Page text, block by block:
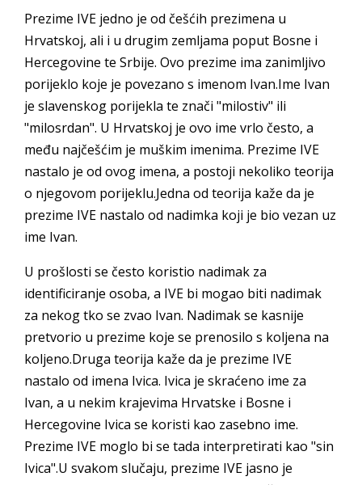
Prezime IVE jedno je od češćih prezimena u
Hrvatskoj, ali i u drugim zemljama poput Bosne i
Hercegovine te Srbije. Ovo prezime ima zanimljivo
porijeklo koje je povezano s imenom Ivan.Ime Ivan
je slavenskog porijekla te znači "milostiv" ili
"milosrdan". U Hrvatskoj je ovo ime vrlo često, a
među najčešćim je muškim imenima. Prezime IVE
nastalo je od ovog imena, a postoji nekoliko teorija
o njegovom porijeklu.Jedna od teorija kaže da je
prezime IVE nastalo od nadimka koji je bio vezan uz
ime Ivan.
U prošlosti se često koristio nadimak za
identificiranje osoba, a IVE bi mogao biti nadimak
za nekog tko se zvao Ivan. Nadimak se kasnije
pretvorio u prezime koje se prenosilo s koljena na
koljeno.Druga teorija kaže da je prezime IVE
nastalo od imena Ivica. Ivica je skraćeno ime za
Ivan, a u nekim krajevima Hrvatske i Bosne i
Hercegovine Ivica se koristi kao zasebno ime.
Prezime IVE moglo bi se tada interpretirati kao "sin
Ivica".U svakom slučaju, prezime IVE jasno je